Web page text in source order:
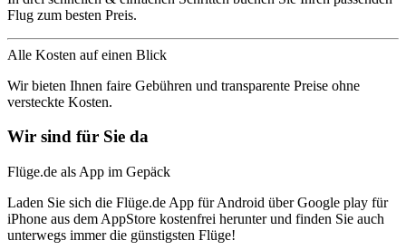
Flug zum besten Preis.
Alle Kosten auf einen Blick
Wir bieten Ihnen faire Gebühren und transparente Preise ohne
versteckte Kosten.
Wir sind für Sie da
Flüge.de als App im Gepäck
Laden Sie sich die Flüge.de App für Android über Google play für
iPhone aus dem AppStore kostenfrei herunter und finden Sie auch
unterwegs immer die günstigsten Flüge!